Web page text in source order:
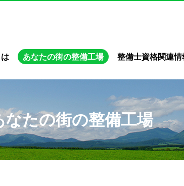
あなたの街の整備工場 整備士資格関連情
なたの街の整備工場